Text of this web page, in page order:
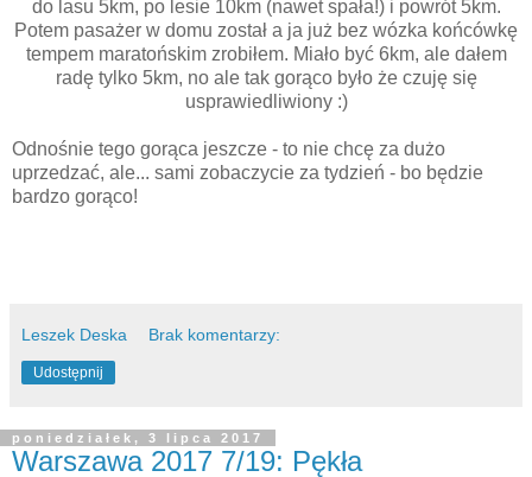
do lasu 5km, po lesie 10km (nawet spała!) i powrót 5km.
Potem pasażer w domu został a ja już bez wózka końcówkę
tempem maratońskim zrobiłem. Miało być 6km, ale dałem
radę tylko 5km, no ale tak gorąco było że czuję się
usprawiedliwiony :)
Odnośnie tego gorąca jeszcze - to nie chcę za dużo
uprzedzać, ale... sami zobaczycie za tydzień - bo będzie
bardzo gorąco!
Leszek Deska Brak komentarzy:
Udostępnij
poniedziałek, 3 lipca 2017
Warszawa 2017 7/19: Pękła